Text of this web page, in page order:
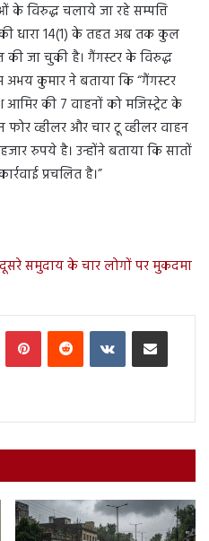
विरुद्ध चलाये जा रहे सम्पत्ति
धारा 14(1) के तहत अब तक कुल
की जा चुकी है। गैंगस्टर के विरुद्ध
अभय कुमार ने बताया कि “गैंगस्टर
की 7 वाहनों को मजिस्ट्रेट के
फोर व्हीलर और चार टू व्हीलर वाहन
रुपये है। उन्होंने बताया कि सातों
प्रचलित है।”
समुदाय के चार लोगों पर मुकदमा
PinterestReddit VKontakteShare via Email